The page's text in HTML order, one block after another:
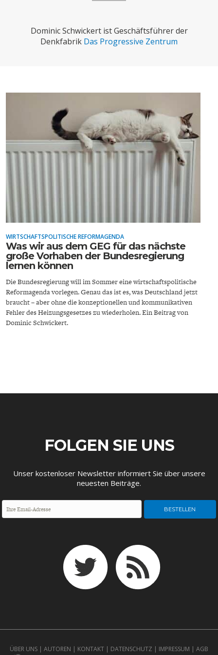
SUCHE
ABO/LOGIN
ECONOMISTS FOR FUTURE
INDUSTRIEPOLITIK
CIRCULAR ECONOMY
UNGLEICHHEIT UND
DEUTSCHLAND
ENERGIE & UMWELT
ENTWICKLUNGSPOLITIK
EUROPA
Dominic Schwickert ist Geschäftsführer der
Denkfabrik Das Progressive Zentrum
WIRTSCHAFTSPOLITISCHE REFORMAGENDA
Was wir aus dem GEG für das nächste
große Vorhaben der Bundesregierung
lernen können
Die Bundesregierung will im Sommer eine wirtschaftspolitische
Reformagenda vorlegen. Genau das ist es, was Deutschland jetzt
braucht – aber ohne die konzeptionellen und kommunikativen
Fehler des Heizungsgesetzes zu wiederholen. Ein Beitrag von
Dominic Schwickert.
FOLGEN SIE UNS
Unser kostenloser Newsletter informiert Sie über unsere
neuesten Beiträge.
ÜBER UNS | AUTOREN | KONTAKT | DATENSCHUTZ | IMPRESSUM | AGB